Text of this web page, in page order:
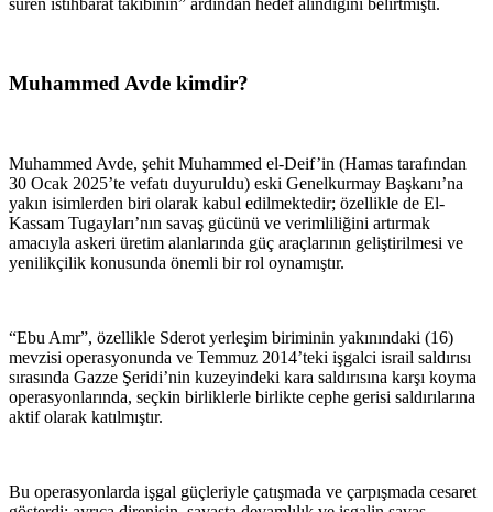
Muhammed Avde kimdir?
Muhammed Avde, şehit Muhammed el-Deif’in (Hamas tarafından
30 Ocak 2025’te vefatı duyuruldu) eski Genelkurmay Başkanı’na
yakın isimlerden biri olarak kabul edilmektedir; özellikle de El-
Kassam Tugayları’nın savaş gücünü ve verimliliğini artırmak
amacıyla askeri üretim alanlarında güç araçlarının geliştirilmesi ve
yenilikçilik konusunda önemli bir rol oynamıştır.
“Ebu Amr”, özellikle Sderot yerleşim biriminin yakınındaki (16)
mevzisi operasyonunda ve Temmuz 2014’teki işgalci israil saldırısı
sırasında Gazze Şeridi’nin kuzeyindeki kara saldırısına karşı koyma
operasyonlarında, seçkin birliklerle birlikte cephe gerisi saldırılarına
aktif olarak katılmıştır.
Bu operasyonlarda işgal güçleriyle çatışmada ve çarpışmada cesaret